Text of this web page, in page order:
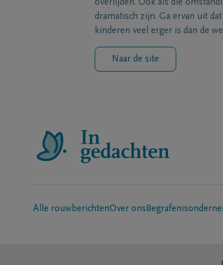
overlijden. Ook als die
dramatisch zijn. Ga ervan uit
kinderen veel erger is dan de
Naar de site
Alle rouwberichtenOver ons